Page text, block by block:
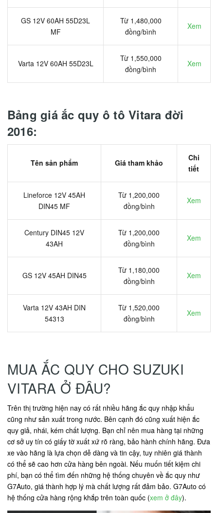
GS 12V 60AH 55D23L
MF
Từ 1,480,000
đồng/bình
Xem
Varta 12V 60AH 55D23L
Từ 1,550,000
đồng/bình
Xem
Bảng giá ắc quy ô tô Vitara đời
2016:
Tên sản phẩm Giá tham khảo
Chi
tiết
Lineforce 12V 45AH
DIN45 MF
Từ 1,200,000
đồng/bình
Xem
Century DIN45 12V
43AH
Từ 1,200,000
đồng/bình
Xem
GS 12V 45AH DIN45
Từ 1,180,000
đồng/bình
Xem
Varta 12V 43AH DIN
54313
Từ 1,520,000
đồng/bình
Xem
MUA ẮC QUY CHO SUZUKI
VITARA Ở ĐÂU?
Trên thị trường hiện nay có rất nhiều hãng ắc quy nhập khẩu
cũng như sản xuất trong nước. Bên cạnh đó cũng xuất hiện ắc
quy giả, nhái, kém chất lượng. Bạn chỉ nên mua hàng tại những
cơ sở uy tín có giấy tờ xuất xứ rõ ràng, bảo hành chính hãng. Đưa
xe vào hãng là lựa chọn dễ dàng và tin cậy, tuy nhiên giá thành
có thể sẽ cao hơn cửa hàng bên ngoài. Nếu muốn tiết kiệm chi
phí, bạn có thể tìm đến những hệ thống chuyên về ắc quy như
G7Auto, giá thành hợp lý mà chất lượng rất đảm bảo. G7Auto có
hệ thống cửa hàng rộng khắp trên toàn quốc (xem ở đây).